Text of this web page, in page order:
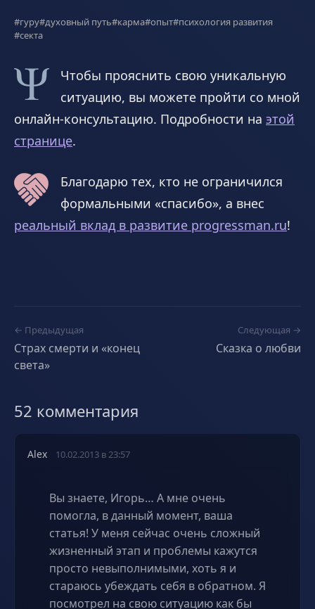
#гуру#духовный путь#карма#опыт#психология развития
#секта
Чтобы прояснить свою уникальную
ситуацию, вы можете пройти со мной
онлайн-консультацию. Подробности на этой
странице.
Благодарю тех, кто не ограничился
формальными «спасибо», а внес
реальный вклад в развитие progressman.ru!
← Предыдущая
Страх смерти и «конец
света»
Следующая →
Сказка о любви
52 комментария
Alex 10.02.2013 в 23:57
Вы знаете, Игорь… А мне очень
помогла, в данный момент, ваша
статья! У меня сейчас очень сложный
жизненный этап и проблемы кажутся
просто невыполнимыми, хоть я и
стараюсь убеждать себя в обратном. Я
посмотрел на свою ситуацию как бы